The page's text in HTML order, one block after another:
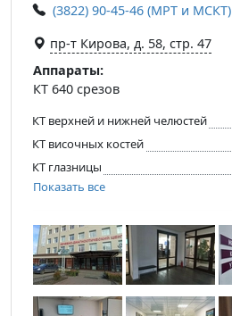
(3822) 90-45-46 (МРТ и МСКТ)
пр-т Кирова, д. 58, стр. 47
Аппараты:
КТ 640 срезов
КТ верхней и нижней челюстей
КТ височных костей
КТ глазницы
Показать все